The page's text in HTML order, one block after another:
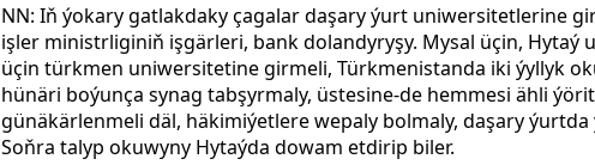
NN: Iň ýokary gatlakdaky çagalar daşary ýurt uniwersitetlerine
işler ministrliginiň işgärleri, bank dolandyryşy. Mysal üçin,
üçin türkmen uniwersitetine girmeli, Türkmenistanda iki ýyllyk
hünäri boýunça synag tabşyrmaly, üstesine-de hemmesi ähli
günäkärlenmeli däl, häkimiýetlere wepaly bolmaly, daşary
Soňra talyp okuwyny Hytaýda dowam etdirip biler.